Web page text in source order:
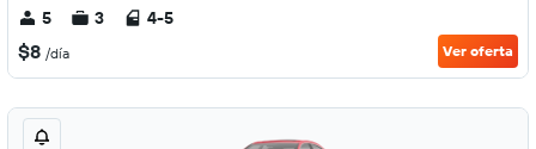
5 3 4-5
$8 /día Ver oferta